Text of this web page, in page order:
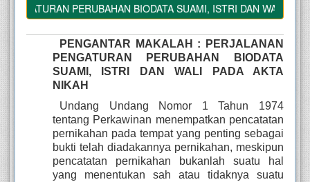
PERUBAHAN BIODATA SUAMI, ISTRI DAN WALI PADA
PENGANTAR MAKALAH : PERJALANAN
PENGATURAN PERUBAHAN BIODATA
SUAMI, ISTRI DAN WALI PADA AKTA
NIKAH
Undang Undang Nomor 1 Tahun 1974
tentang Perkawinan menempatkan pencatatan
pernikahan pada tempat yang penting sebagai
bukti telah diadakannya pernikahan, meskipun
pencatatan pernikahan bukanlah suatu hal
yang menentukan sah atau tidaknya suatu